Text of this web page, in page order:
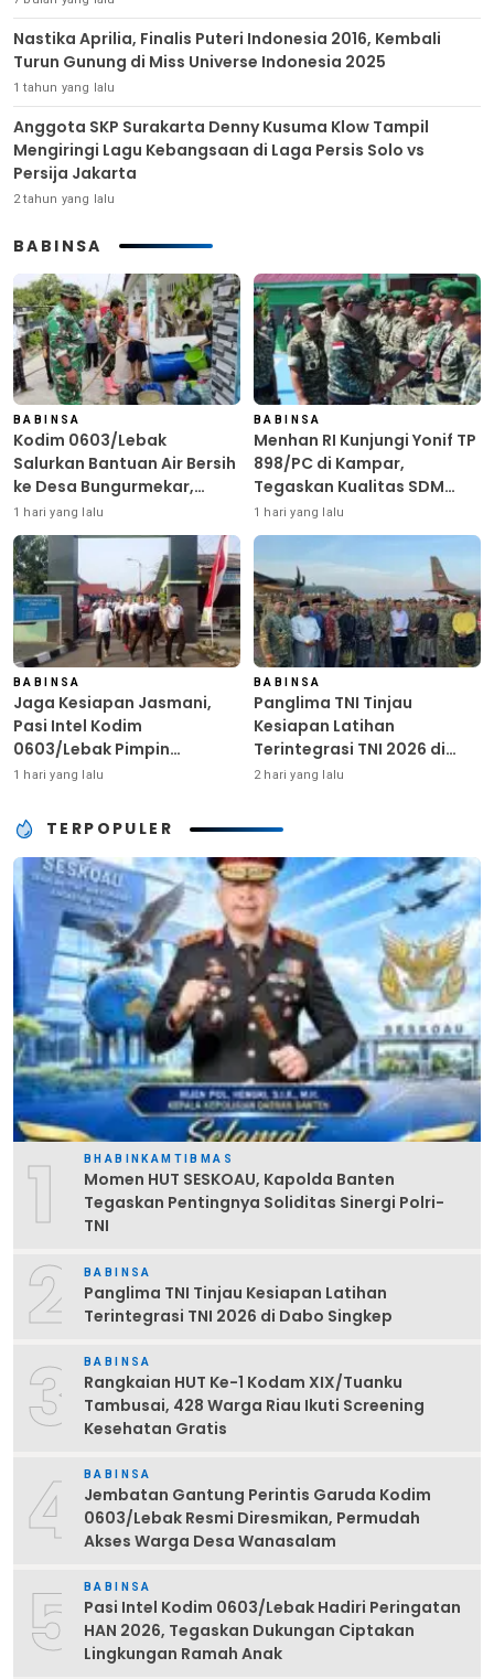
Nastika Aprilia, Finalis Puteri Indonesia 2016, Kembali
Turun Gunung di Miss Universe Indonesia 2025
1 tahun yang lalu
Anggota SKP Surakarta Denny Kusuma Klow Tampil
Mengiringi Lagu Kebangsaan di Laga Persis Solo vs
Persija Jakarta
2 tahun yang lalu
BABINSA
BABINSA
Kodim 0603/Lebak
Salurkan Bantuan Air Bersih
ke Desa Bungurmekar,
Ringankan Beban Warga
Terdampak Kemarau
1 hari yang lalu
BABINSA
Menhan RI Kunjungi Yonif TP
898/PC di Kampar,
Tegaskan Kualitas SDM
Kunci Kekuatan TNI
1 hari yang lalu
BABINSA
Jaga Kesiapan Jasmani,
Pasi Intel Kodim
0603/Lebak Pimpin
Pembinaan Fisik Rutin
1 hari yang lalu
BABINSA
Panglima TNI Tinjau
Kesiapan Latihan
Terintegrasi TNI 2026 di
Dabo Singkep
2 hari yang lalu
TERPOPULER
1 BHABINKAMTIBMAS
Momen HUT SESKOAU, Kapolda Banten
Tegaskan Pentingnya Soliditas Sinergi Polri-
TNI
2 BABINSA
Panglima TNI Tinjau Kesiapan Latihan
Terintegrasi TNI 2026 di Dabo Singkep
3 BABINSA
Rangkaian HUT Ke-1 Kodam XIX/Tuanku
Tambusai, 428 Warga Riau Ikuti Screening
Kesehatan Gratis
4 BABINSA
Jembatan Gantung Perintis Garuda Kodim
0603/Lebak Resmi Diresmikan, Permudah
Akses Warga Desa Wanasalam
5 BABINSA
Pasi Intel Kodim 0603/Lebak Hadiri Peringatan
HAN 2026, Tegaskan Dukungan Ciptakan
Lingkungan Ramah Anak